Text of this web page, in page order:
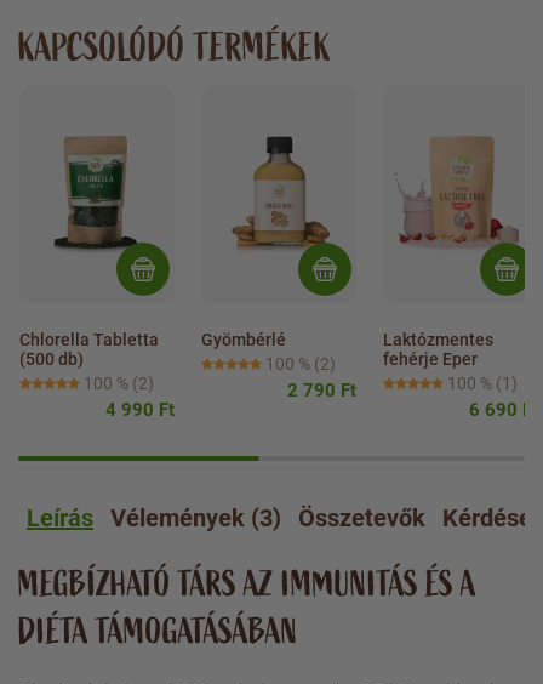
KAPCSOLÓDÓ TERMÉKEK
Chlorella Tabletta
(500 db)
100 % (2)
4 990 Ft
Gyömbérlé
100 % (2)
2 790 Ft
Laktózmentes
fehérje Eper
100 % (1)
6 690 Ft
Leírás Vélemények (3) Összetevők
MEGBÍZHATÓ TÁRS AZ IMMUNITÁS ÉS A
DIÉTA TÁMOGATÁSÁBAN